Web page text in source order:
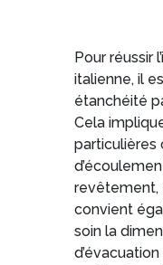
Pour réussir
italienne, il
étanchéité
Cela
particulières
revêtement,
convient
soin la